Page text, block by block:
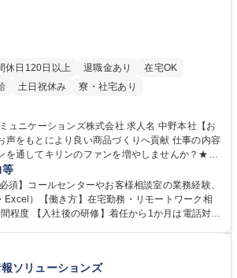
休日120日以上 退職金あり
在宅OK
土日祝休み 寮・社宅あり
ションズ株式会社 求人名 中野本社【お
もとにより良い商品づくりへ貢献 仕事の内容
通してキリンのファンを増やしませんか？★≫
商品づくりに活かしていく上で、窓口となるお客
プへのご
しています。お客様からの声に迅速かつ誠意をも
とともにグループ内活動に反映しています。 【具
前後 募集職種 中野本社【お客様
とにより良い商品づくりへ貢献
等
須】コールセンターやお客様相談室の業務経験、
Excel）【働き方】在宅勤務・リモートワーク相
月は電話対応
【当社について】キリングループの広報機能を担
の出会いを大切にし、磨き上げたホスピタリティ
ソリューションズ